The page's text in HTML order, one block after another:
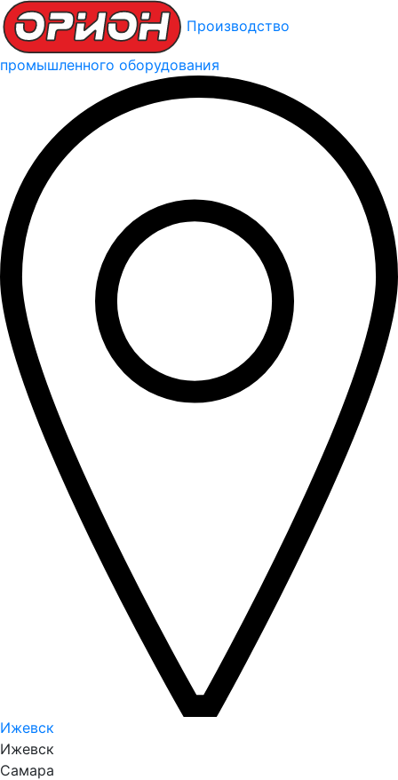
Производство
промышленного оборудования
Ижевск
Ижевск
Самара